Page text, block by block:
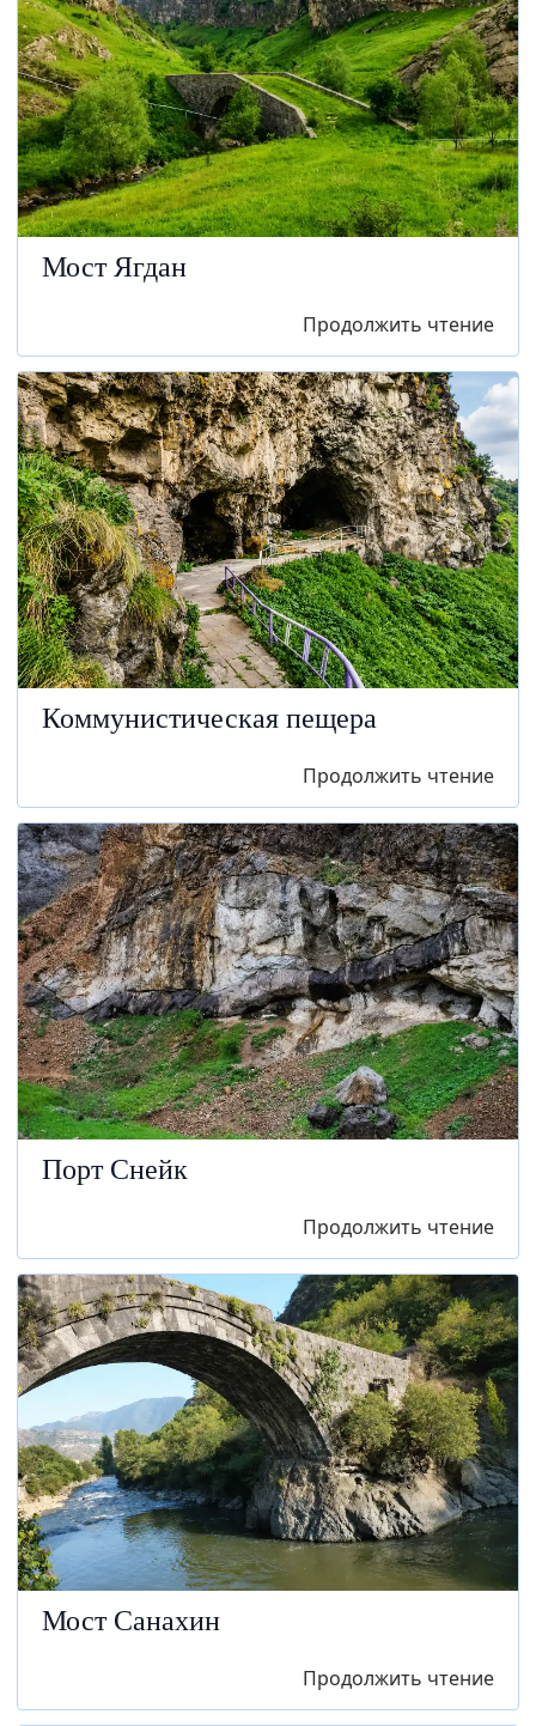
Мост Ягдан
Продолжить чтение
Коммунистическая пещера
Продолжить чтение
Порт Снейк
Продолжить чтение
Мост Санахин
Продолжить чтение